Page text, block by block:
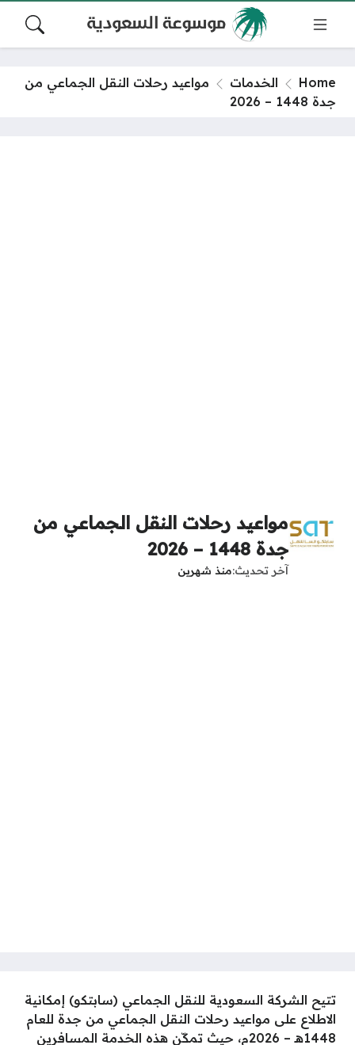
Home الخدمات
مواعيد رحلات النقل الجماعي من
جدة 1448 – 2026
مواعيد رحلات النقل الجماعي من
جدة 1448 – 2026
آخر تحديث منذ شهرين
تتيح الشركة السعودية للنقل الجماعي (سابتكو) إمكانية
الاطلاع على مواعيد رحلات النقل الجماعي من جدة للعام
1448هـ – 2026م، حيث تمكّن هذه الخدمة المسافرين